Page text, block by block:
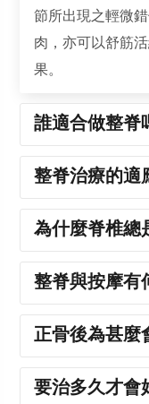
節所出現之輕微
肉，亦可以舒筋
果。
誰適合做整脊
整脊治療的適
為什麼脊椎總
整脊與按摩有
正骨後為甚麼
要治多久才會